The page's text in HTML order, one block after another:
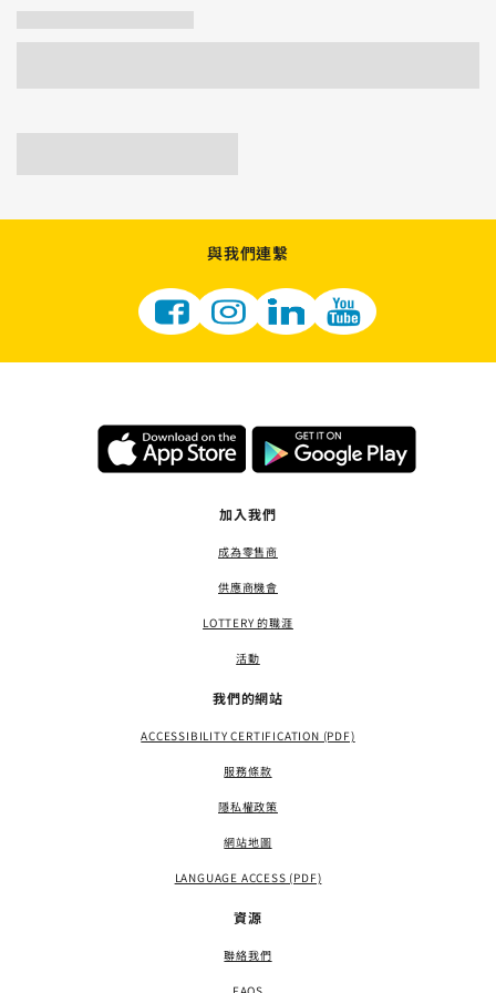
與我們連繫
加入我們
成為零售商
供應商機會
LOTTERY 的職涯
活動
我們的網站
ACCESSIBILITY CERTIFICATION (PDF)
服務條款
隱私權政策
網站地圖
LANGUAGE ACCESS (PDF)
資源
聯絡我們